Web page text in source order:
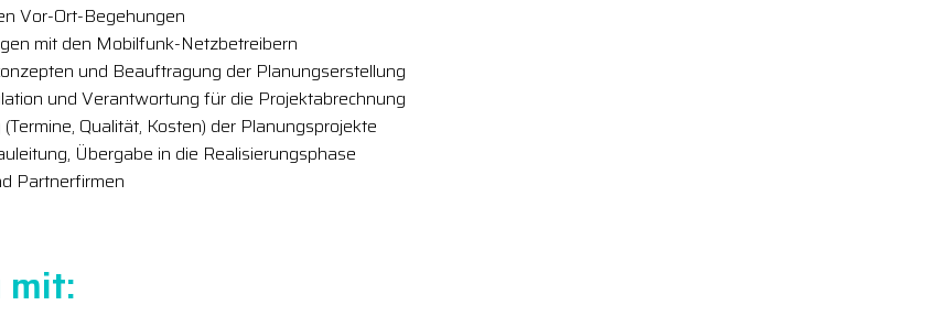
Vor-Ort-Begehungen
mit den Mobilfunk-Netzbetreibern
und Beauftragung der Planungserstellung
und Verantwortung für die Projektabrechnung
Qualität, Kosten) der Planungsprojekte
Übergabe in die Realisierungsphase
Partnerfirmen
mit: